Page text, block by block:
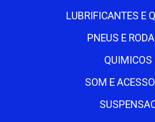
LUBRIFICANTES E
PNEUS E
QUIMICOS
SOM E